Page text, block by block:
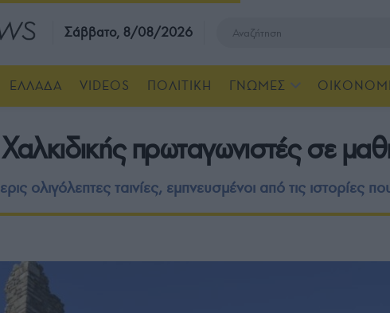
Σάββατο, 8/08/2026
ΕΛΛΑΔΑ VIDEOS ΠΟΛΙΤΙΚΗ ΓΝΩΜΕΣ
πρωταγωνιστές σε
ολιγόλεπτες ταινίες, εμπνευσμένοι από τις ιστορίες